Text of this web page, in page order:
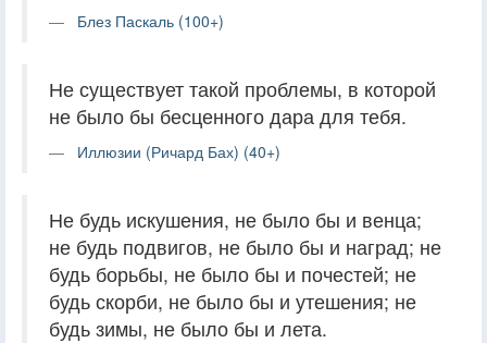
Блез Паскаль (100+)
Не существует такой проблемы, в которой
не было бы бесценного дара для тебя.
Иллюзии (Ричард Бах) (40+)
Не будь искушения, не было бы и венца;
не будь подвигов, не было бы и наград; не
будь борьбы, не было бы и почестей; не
будь скорби, не было бы и утешения; не
будь зимы, не было бы и лета.